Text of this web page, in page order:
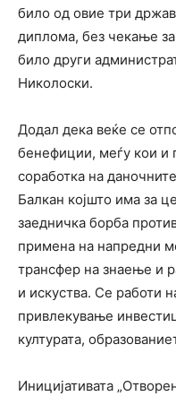
било од овие три
диплома, без чекање
било други
Николоски.
Додал дека веќе се
бенефиции, меѓу кои и
соработка на
Балкан којшто има за
заедничка борба
примена на напредни
трансфер на знаење и
и искуства. Се работи
привлекување
културата,
Иницијативата